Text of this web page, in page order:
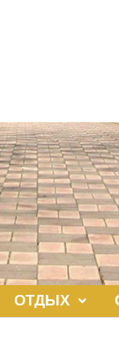
ОТДЫХ